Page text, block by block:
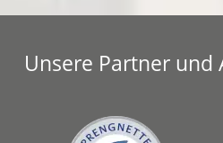
Unsere Partner und